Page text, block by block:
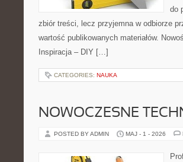
do
zbiór treści, lecz przyjemna w odbiorze
wartość publikowanych materiałów.
Inspiracja – DIY […]
CATEGORIES: NAUKA
NOWOCZESNE
POSTED BY ADMIN MAJ - 1 - 2026